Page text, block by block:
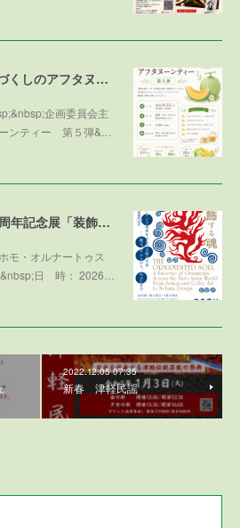
企画委員会主催「メロンづくしのアフタヌーンティー 第５弾 ～メロンで残暑を乗り切ろう～」参加者募集！
企画委員会主
ンティー 第５弾&…
青森県立美術館の開館20周年記念展「装飾する魂」との学術協力プログラム
モ・オルナートゥス
日 時： 2026…
2022.12.05 07:35
新春 津軽民謡